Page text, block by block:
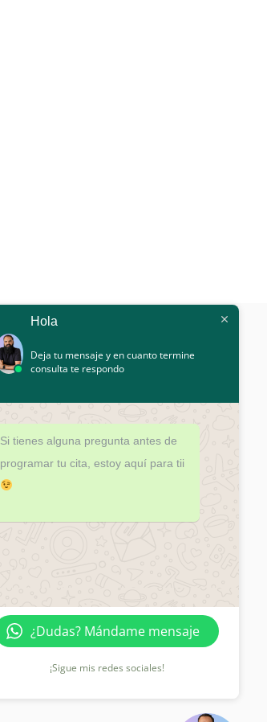
Hola
Deja tu mensaje y en cuanto termine
consulta te respondo
Si tienes alguna pregunta antes de
programar tu cita, estoy aquí para tii
¿Dudas? Mándame mensaje
¡Sigue mis redes sociales!